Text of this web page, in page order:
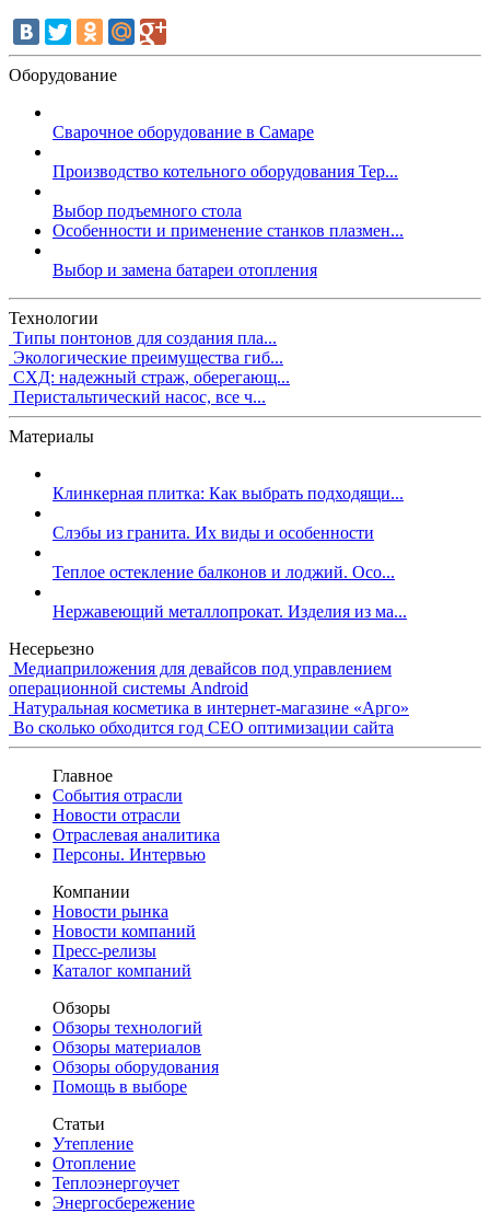
Оборудование
Сварочное оборудование в Самаре
Производство котельного оборудования Тер...
Выбор подъемного стола
Особенности и применение станков плазмен...
Выбор и замена батареи отопления
Технологии
Типы понтонов для создания пла...
Экологические преимущества гиб...
СХД: надежный страж, оберегающ...
Перистальтический насос, все ч...
Материалы
Клинкерная плитка: Как выбрать подходящи...
Слэбы из гранита. Их виды и особенности
Теплое остекление балконов и лоджий. Осо...
Нержавеющий металлопрокат. Изделия из ма...
Несерьезно
Медиаприложения для девайсов под управлением
операционной системы Android
Натуральная косметика в интернет-магазине «Арго»
Во сколько обходится год СЕО оптимизации сайта
Главное
События отрасли
Новости отрасли
Отраслевая аналитика
Персоны. Интервью
Компании
Новости рынка
Новости компаний
Пресс-релизы
Каталог компаний
Обзоры
Обзоры технологий
Обзоры материалов
Обзоры оборудования
Помощь в выборе
Статьи
Утепление
Отопление
Теплоэнергоучет
Энергосбережение